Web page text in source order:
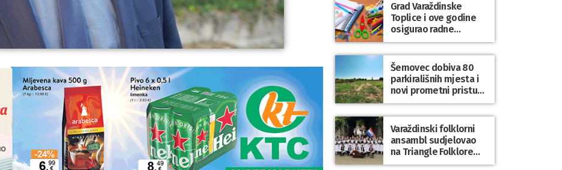
Grad Varaždinske
Toplice i ove godine
osigurao radne
bilježnice i dodatni
obrazovni materijal za
sve osnovnoškolce
Šemovec dobiva 80
parkirališnih mjesta i
novi prometni pristup
groblju
Varaždinski folklorni
ansambl sudjelovao
na Triangle Folklore
Festivalu u Danskoj